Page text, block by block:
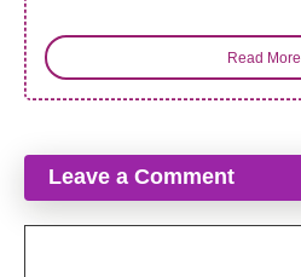
Read More
Leave a Comment